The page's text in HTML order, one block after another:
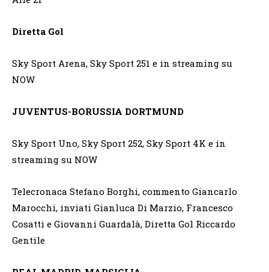
Diretta Gol
Sky Sport Arena, Sky Sport 251 e in streaming su
NOW
JUVENTUS-BORUSSIA DORTMUND
Sky Sport Uno, Sky Sport 252, Sky Sport 4K e in
streaming su NOW
Telecronaca Stefano Borghi, commento Giancarlo
Marocchi, inviati Gianluca Di Marzio, Francesco
Cosatti e Giovanni Guardalà, Diretta Gol Riccardo
Gentile